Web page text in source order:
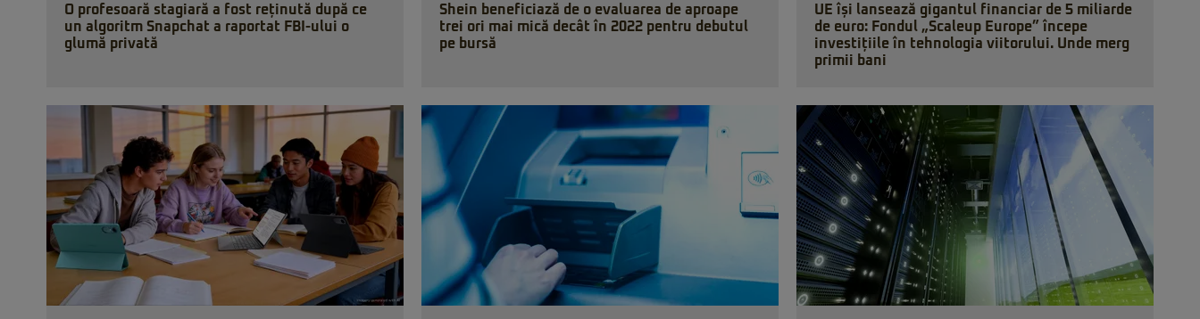
O profesoară stagiară a fost reținută după ce
un algoritm Snapchat a raportat FBI-ului o
glumă privată
Shein beneficiază de o evaluarea de aproape
trei ori mai mică decât în 2022 pentru debutul
pe bursă
UE își lansează gigantul financiar de 5 miliarde
de euro: Fondul „Scaleup Europe” începe
investițiile în tehnologia viitorului. Unde merg
primii bani